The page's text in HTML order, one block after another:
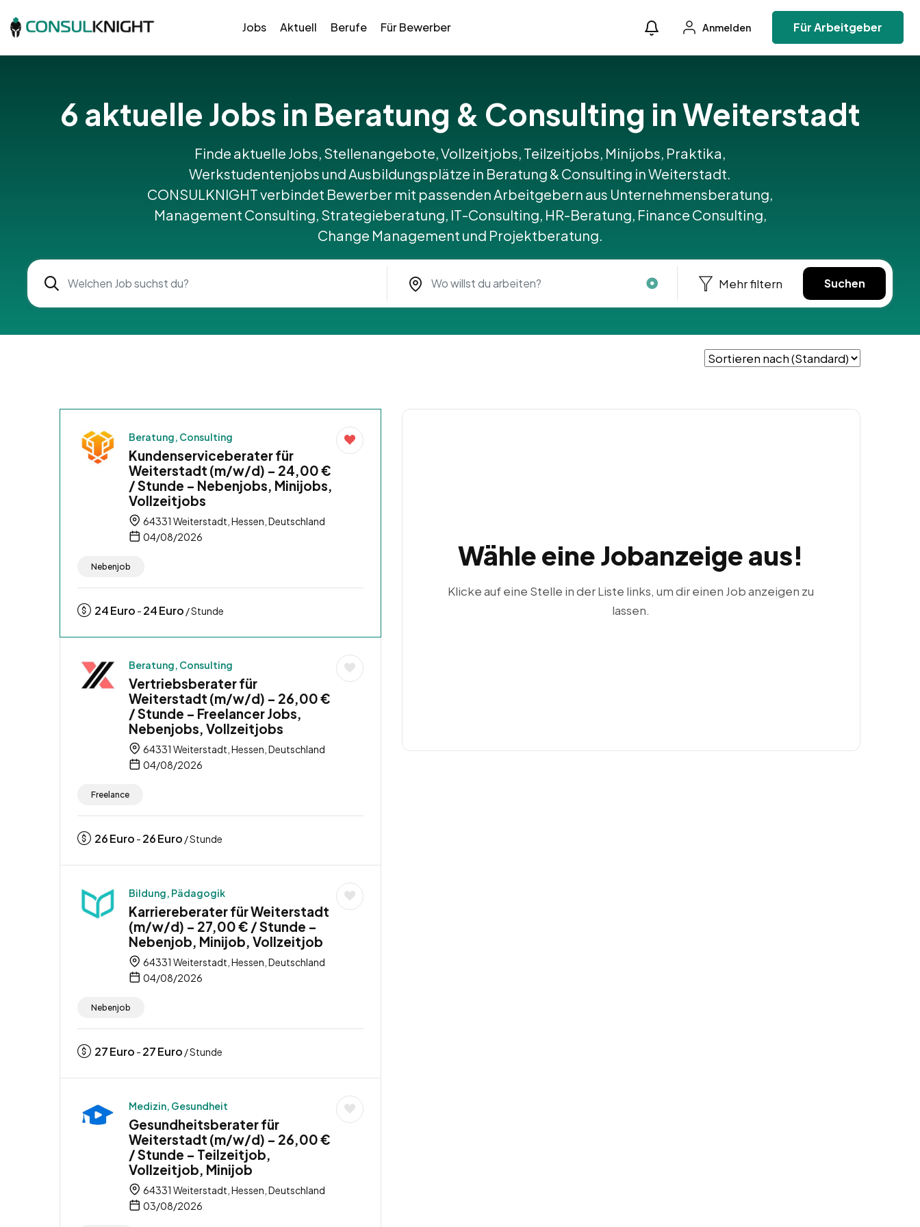
Jobs Aktuell Berufe Für Bewerber Anmelden Für Arbeitgeber
6 aktuelle Jobs in Beratung & Consulting in Weiterstadt
Finde aktuelle Jobs, Stellenangebote, Vollzeitjobs, Teilzeitjobs, Minijobs, Praktika,
Werkstudentenjobs und Ausbildungsplätze in Beratung & Consulting in Weiterstadt.
CONSULKNIGHT verbindet Bewerber mit passenden Arbeitgebern aus Unternehmensberatung,
Management Consulting, Strategieberatung, IT-Consulting, HR-Beratung, Finance Consulting,
Change Management und Projektberatung.
Mehr filtern Suchen
Beratung, Consulting
Kundenserviceberater für
Weiterstadt (m/w/d) – 24,00 €
/ Stunde – Nebenjobs, Minijobs,
Vollzeitjobs
64331 Weiterstadt, Hessen, Deutschland
04/08/2026
Nebenjob
24Euro - 24Euro / Stunde
Beratung, Consulting
Vertriebsberater für
Weiterstadt (m/w/d) – 26,00 €
/ Stunde – Freelancer Jobs,
Nebenjobs, Vollzeitjobs
64331 Weiterstadt, Hessen, Deutschland
04/08/2026
Freelance
26Euro - 26Euro / Stunde
Bildung, Pädagogik
Karriereberater für Weiterstadt
(m/w/d) – 27,00 € / Stunde –
Nebenjob, Minijob, Vollzeitjob
64331 Weiterstadt, Hessen, Deutschland
04/08/2026
Nebenjob
27Euro - 27Euro / Stunde
Medizin, Gesundheit
Gesundheitsberater für
Weiterstadt (m/w/d) – 26,00 €
/ Stunde – Teilzeitjob,
Vollzeitjob, Minijob
64331 Weiterstadt, Hessen, Deutschland
03/08/2026
Wähle eine Jobanzeige aus!
Klicke auf eine Stelle in der Liste links, um dir einen Job anzeigen zu
lassen.